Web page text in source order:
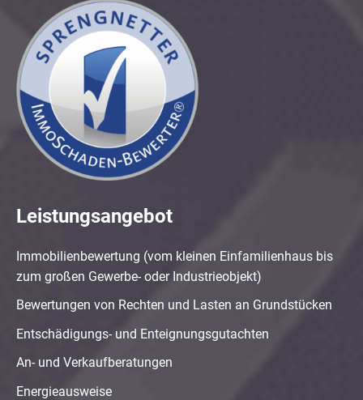
Leistungsangebot
Immobilienbewertung (vom kleinen Einfamilienhaus bis
zum großen Gewerbe- oder Industrieobjekt)
Bewertungen von Rechten und Lasten an Grundstücken
Entschädigungs- und Enteignungsgutachten
An- und Verkaufberatungen
Energieausweise